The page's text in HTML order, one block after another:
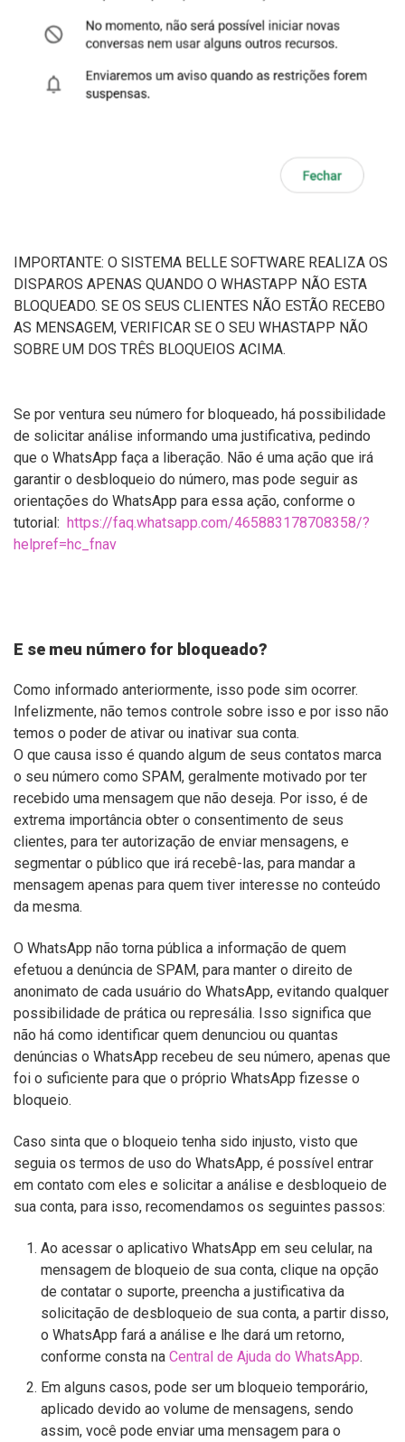
IMPORTANTE: O SISTEMA BELLE SOFTWARE REALIZA OS
DISPAROS APENAS QUANDO O WHASTAPP NÃO ESTA
BLOQUEADO. SE OS SEUS CLIENTES NÃO ESTÃO RECEBO
AS MENSAGEM, VERIFICAR SE O SEU WHASTAPP NÃO
SOBRE UM DOS TRÊS BLOQUEIOS ACIMA.
Se por ventura seu número for bloqueado, há possibilidade
de solicitar análise informando uma justificativa, pedindo
que o WhatsApp faça a liberação. Não é uma ação que irá
garantir o desbloqueio do número, mas pode seguir as
orientações do WhatsApp para essa ação, conforme o
tutorial: https://faq.whatsapp.com/465883178708358/?
helpref=hc_fnav
E se meu número for bloqueado?
Como informado anteriormente, isso pode sim ocorrer.
Infelizmente, não temos controle sobre isso e por isso não
temos o poder de ativar ou inativar sua conta.
O que causa isso é quando algum de seus contatos marca
o seu número como SPAM, geralmente motivado por ter
recebido uma mensagem que não deseja. Por isso, é de
extrema importância obter o consentimento de seus
clientes, para ter autorização de enviar mensagens, e
segmentar o público que irá recebê-las, para mandar a
mensagem apenas para quem tiver interesse no conteúdo
da mesma.
O WhatsApp não torna pública a informação de quem
efetuou a denúncia de SPAM, para manter o direito de
anonimato de cada usuário do WhatsApp, evitando qualquer
possibilidade de prática ou represália. Isso significa que
não há como identificar quem denunciou ou quantas
denúncias o WhatsApp recebeu de seu número, apenas que
foi o suficiente para que o próprio WhatsApp fizesse o
bloqueio.
Caso sinta que o bloqueio tenha sido injusto, visto que
seguia os termos de uso do WhatsApp, é possível entrar
em contato com eles e solicitar a análise e desbloqueio de
sua conta, para isso, recomendamos os seguintes passos:
Ao acessar o aplicativo WhatsApp em seu celular, na
mensagem de bloqueio de sua conta, clique na opção
de contatar o suporte, preencha a justificativa da
solicitação de desbloqueio de sua conta, a partir disso,
o WhatsApp fará a análise e lhe dará um retorno,
conforme consta na Central de Ajuda do WhatsApp.
Em alguns casos, pode ser um bloqueio temporário,
aplicado devido ao volume de mensagens, sendo
assim, você pode enviar uma mensagem para o